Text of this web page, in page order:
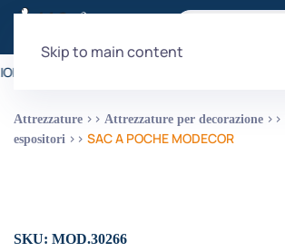
Skip to main content
È GRATUITA PER ORDINI SUPERIORI A 99€
Attrezzature Attrezzature per decorazione
espositori
SAC A POCHE MODECOR
SKU: MOD.30266